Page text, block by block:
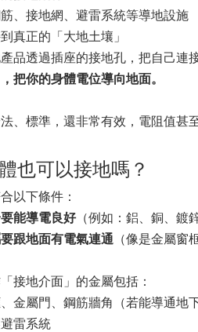
、接地網、避雷系統等導地設施
真正的「大地土壤」
品透過插座的接地孔，把自己連
把你的身體電位導向地面。
、標準，還非常有效，電阻值甚
也可以接地嗎？
以下條件：
能導電良好（例如：鋁、銅、鍍
跟地面有電氣連通 （像是金屬
接地介面」的金屬包括：
金屬門、鋼筋牆角（若能導通地
雷系統